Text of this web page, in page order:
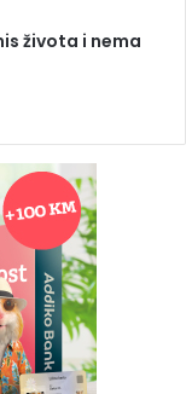
života i nema